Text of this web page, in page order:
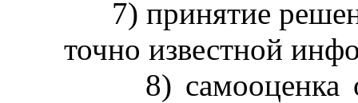
7) принятие
точно известной
8) самооценка